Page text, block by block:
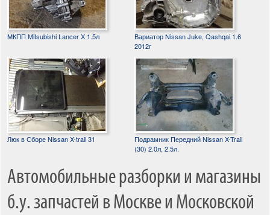
МКПП Mitsubishi Lancer X 1.5л
Вариатор Nissan Juke, Qashqai 1.6
2012г
Люк в Сборе Nissan X-trail 31
Подрамник Передний Nissan X-Trail
(30) 2.0л, 2.5л.
Автомобильные разборки и магазины
б.у. запчастей в Москве и Московской